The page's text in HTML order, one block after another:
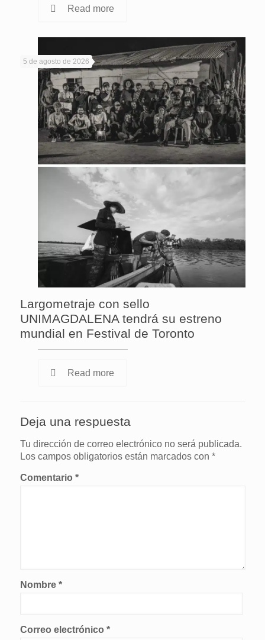
Read more
5 de agosto de 2026
Largometraje con sello
UNIMAGDALENA tendrá su estreno
mundial en Festival de Toronto
Read more
Deja una respuesta
Tu dirección de correo electrónico no será publicada.
Los campos obligatorios están marcados con *
Comentario *
Nombre *
Correo electrónico *